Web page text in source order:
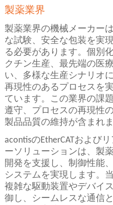
製薬業界
製薬業界の機械メーカー
な試験、安全な包装を実
る必要があります。個別
クチン生産、最先端の医
い、多様な生産シナリオ
再現性のあるプロセスを
ています。この業界の課
遵守、プロセスの再現性
製品品質の維持が含まれま
acontisのEtherCATおよび
ーソリューションは、製
開発を支援し、制御性能
システムを実現します。
複雑な駆動装置やデバイ
御し、シームレスな通信